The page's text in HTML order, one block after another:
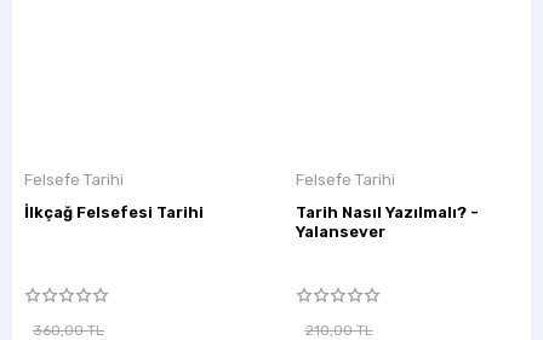
Felsefe Tarihi
İlkçağ Felsefesi Tarihi
360,00 TL
Felsefe Tarihi
Tarih Nasıl Yazılmalı? -
Yalansever
210,00 TL